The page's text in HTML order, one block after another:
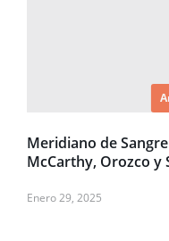
Meridiano de
McCarthy, Orozco y
Enero 29, 2025